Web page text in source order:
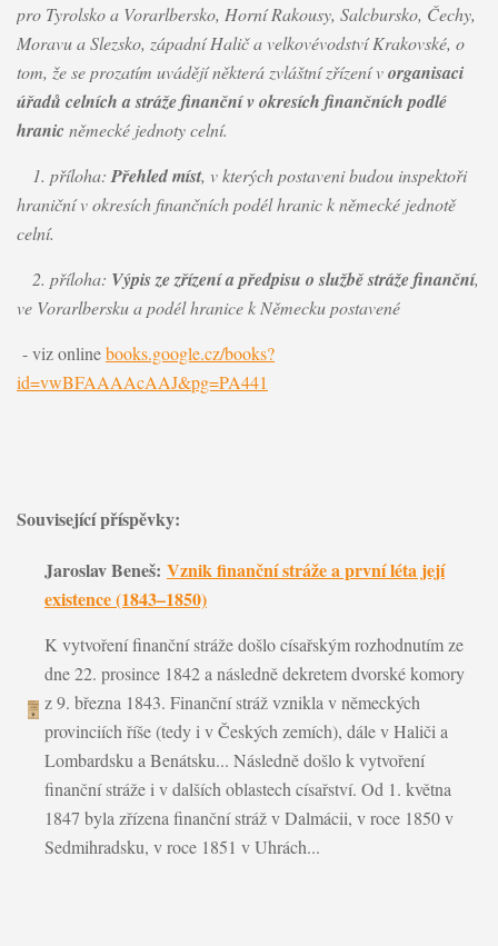
pro Tyrolsko a Vorarlbersko, Horní Rakousy, Salcbursko, Čechy,
Moravu a Slezsko, západní Halič a velkovévodství Krakovské, o
tom, že se prozatím uvádějí některá zvláštní zřízení vorganisaci
úřadů celních a stráže finanční v okresích finančních podlé
hranicněmecké jednoty celní.
1. příloha:Přehled míst, v kterých postaveni budou inspektoři
hraniční v okresích finančních podél hranic k německé jednotě
celní.
2. příloha: Výpis ze zřízení a předpisu o službě stráže finanční,
ve Vorarlbersku a podél hranice k Německu postavené
- viz onlinebooks.google.cz/books?
id=vwBFAAAAcAAJ&pg=PA441
Související příspěvky:
Jaroslav Beneš: Vznik finanční stráže a první léta její
existence (1843–1850)
K vytvoření finanční stráže došlo císařským rozhodnutím ze
dne 22. prosince 1842 a následně dekretem dvorské komory
z 9. března 1843. Finanční stráž vznikla v německých
provinciích říše (tedy i v Českých zemích), dále v Haliči a
Lombardsku a Benátsku... Následně došlo k vytvoření
finanční stráže i v dalších oblastech císařství. Od 1. května
1847 byla zřízena finanční stráž v Dalmácii, v roce 1850 v
Sedmihradsku, v roce 1851 v Uhrách...